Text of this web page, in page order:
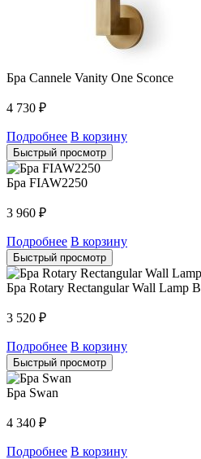
Бра Cannele Vanity One Sconce
4 730 ₽
Подробнее В корзину
Быстрый просмотр
Бра FIAW2250
3 960 ₽
Подробнее В корзину
Быстрый просмотр
Бра Rotary Rectangular Wall Lamp B
3 520 ₽
Подробнее В корзину
Быстрый просмотр
Бра Swan
4 340 ₽
Подробнее В корзину